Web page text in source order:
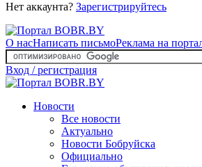
Нет аккаунта? Зарегистрируйтесь
О насНаписать письмоРеклама на
Вход / регистрация
Новости
Все новости
Актуально
Новости Бобруйска
Официально